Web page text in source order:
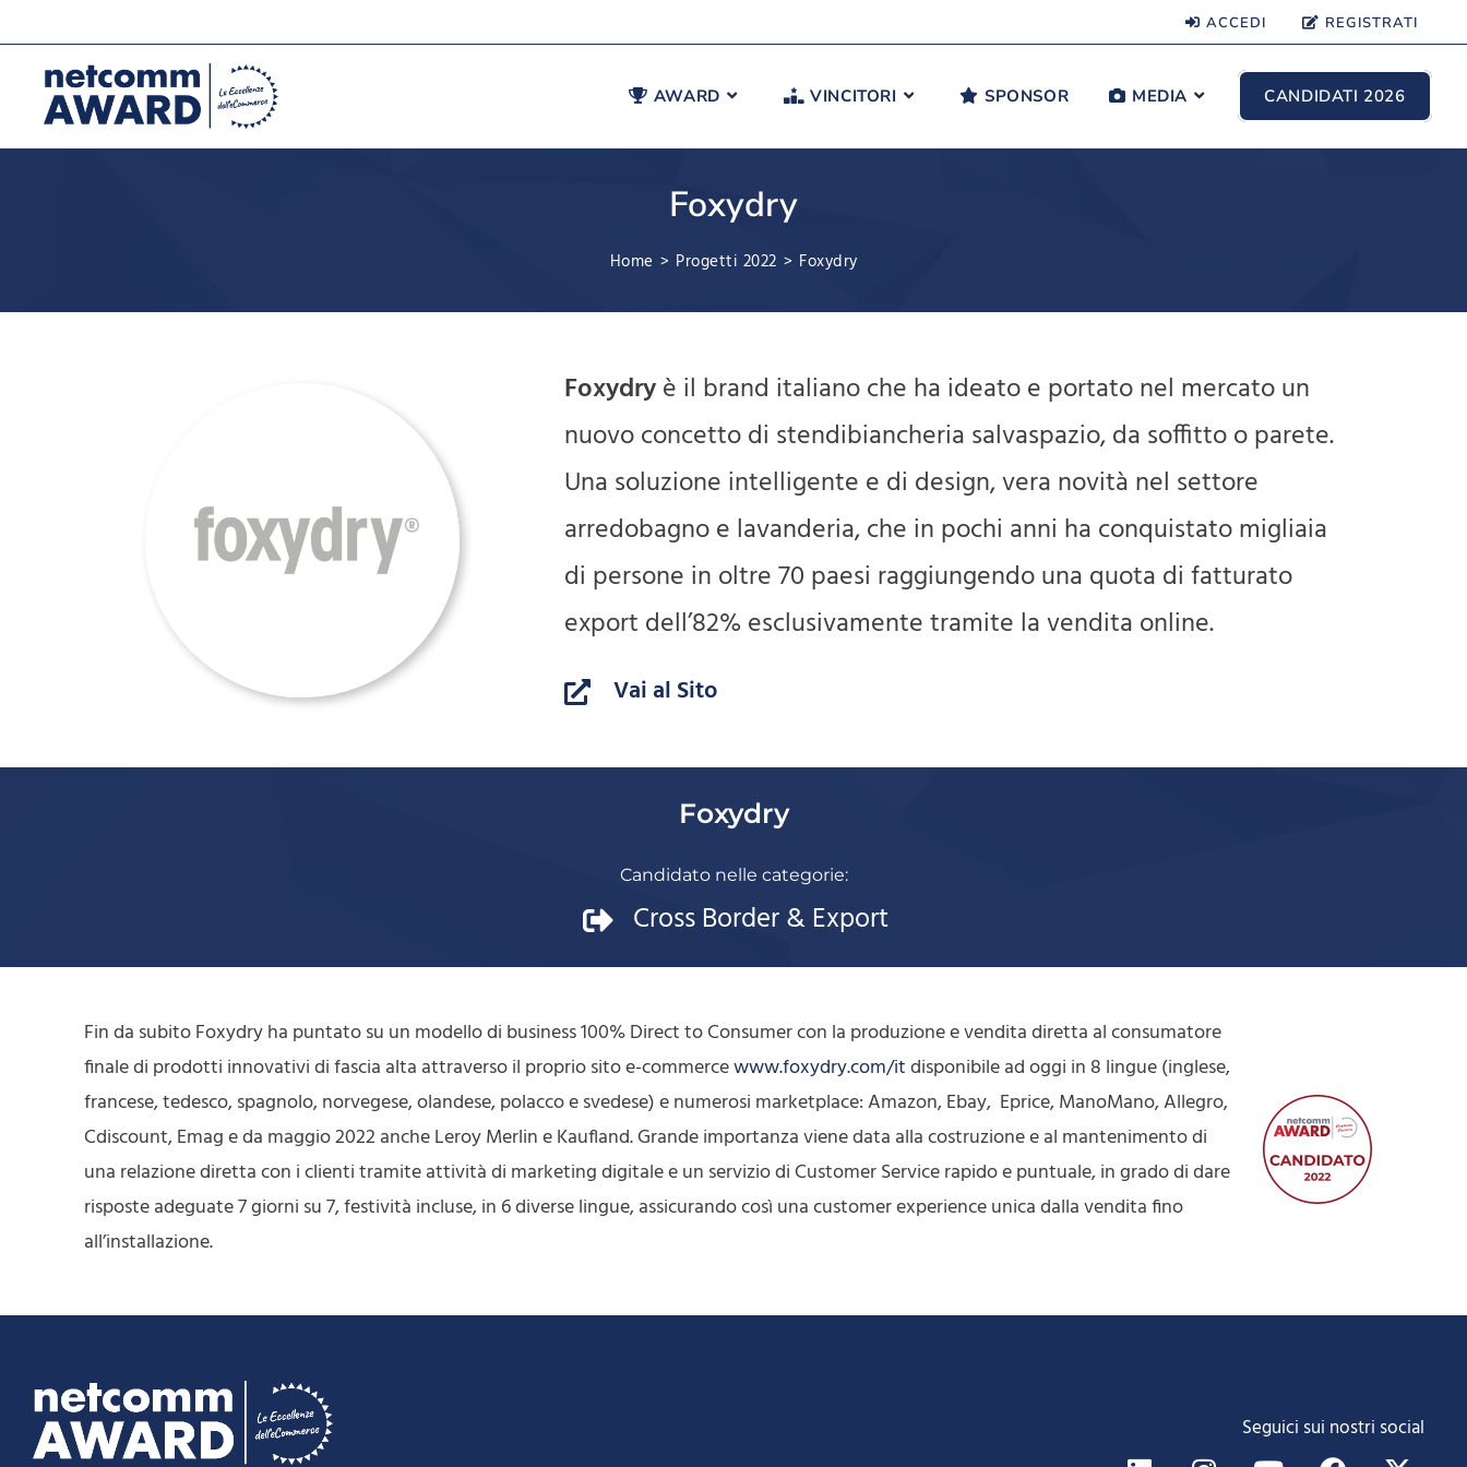
ACCEDI REGISTRATI
AWARD VINCITORI SPONSOR MEDIA CANDIDATI 2026
Foxydry
Home > Progetti 2022 > Foxydry
Foxydryè il brand italiano che ha ideato e portato nel mercato un
nuovo concetto di stendibiancheria salvaspazio, da soffitto o parete.
Una soluzione intelligente e di design, vera novità nel settore
arredobagno e lavanderia, che in pochi anni ha conquistato migliaia
di persone in oltre 70 paesi raggiungendo una quota di fatturato
export dell’82% esclusivamente tramite la vendita online.
Vai al Sito
Foxydry
Candidato nelle categorie:
Cross Border & Export
Fin da subito Foxydry ha puntato su un modello di business 100% Direct to Consumer con la produzione e vendita diretta al consumatore
finale di prodotti innovativi di fascia alta attraverso il proprio sito e-commercewww.foxydry.com/itdisponibile ad oggi in 8 lingue (inglese,
francese, tedesco, spagnolo, norvegese, olandese, polacco e svedese) e numerosi marketplace: Amazon, Ebay, Eprice, ManoMano, Allegro,
Cdiscount, Emag e da maggio 2022 anche Leroy Merlin e Kaufland. Grande importanza viene data alla costruzione e al mantenimento di
una relazione diretta con i clienti tramite attività di marketing digitale e un servizio di Customer Service rapido e puntuale, in grado di dare
risposte adeguate 7 giorni su 7, festività incluse, in 6 diverse lingue, assicurando così una customer experience unica dalla vendita fino
all’installazione.
Seguici sui nostri social